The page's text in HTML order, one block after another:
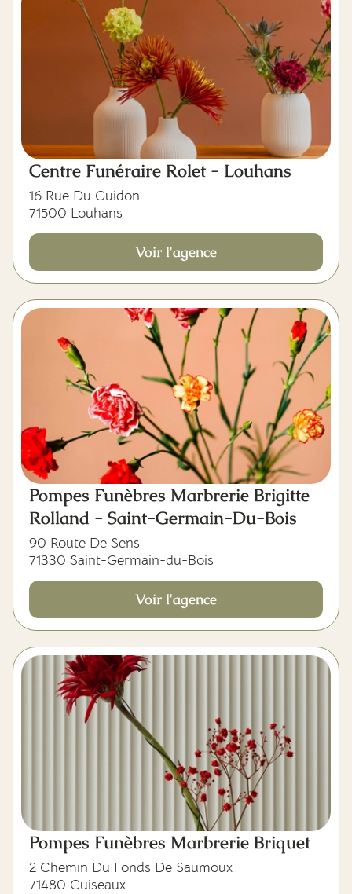
Centre Funéraire Rolet - Louhans
16 Rue Du Guidon
71500 Louhans
Voir l'agence
Pompes Funèbres Marbrerie Brigitte
Rolland - Saint-Germain-Du-Bois
90 Route De Sens
71330 Saint-Germain-du-Bois
Voir l'agence
Pompes Funèbres Marbrerie Briquet
2 Chemin Du Fonds De Saumoux
71480 Cuiseaux